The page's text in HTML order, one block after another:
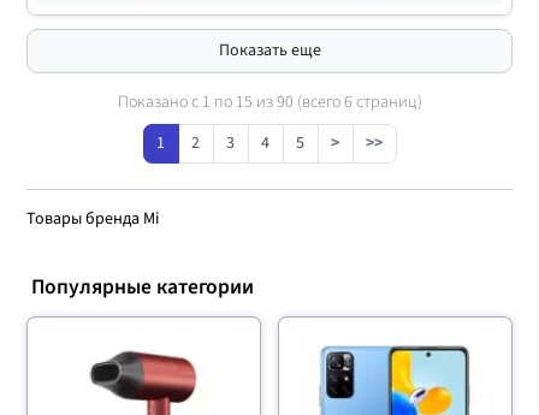
Показать еще
Показано с 1 по 15 из 90 (всего 6 страниц)
1
2 3 4 5 > >>
Товары бренда Mi
Популярные категории